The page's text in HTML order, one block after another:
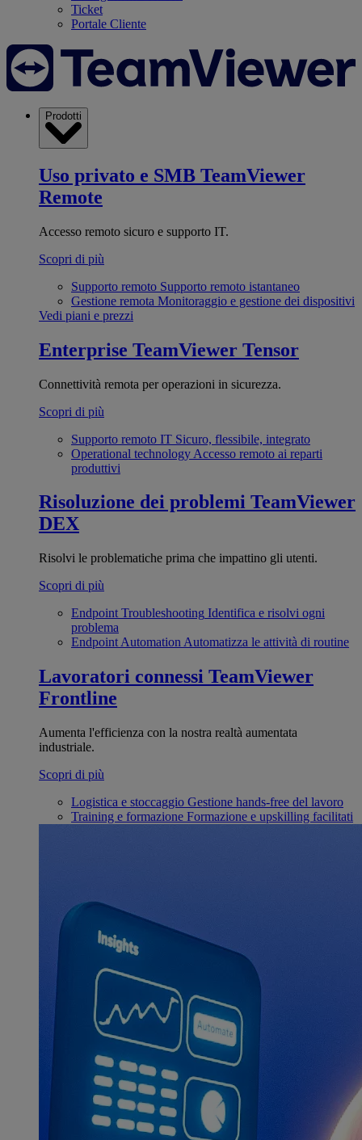
Ticket
Portale Cliente
Prodotti
Uso privato e SMB TeamViewer
Remote
Accesso remoto sicuro e supporto IT.
Scopri di più
Supporto remoto Supporto remoto istantaneo
Gestione remota Monitoraggio e gestione dei dispositivi
Vedi piani e prezzi
Enterprise TeamViewer Tensor
Connettività remota per operazioni in sicurezza.
Scopri di più
Supporto remoto IT Sicuro, flessibile, integrato
Operational technology Accesso remoto ai reparti
produttivi
Risoluzione dei problemi TeamViewer
DEX
Risolvi le problematiche prima che impattino gli utenti.
Scopri di più
Endpoint Troubleshooting Identifica e risolvi ogni
problema
Endpoint Automation Automatizza le attività di routine
Lavoratori connessi TeamViewer
Frontline
Aumenta l'efficienza con la nostra realtà aumentata
industriale.
Scopri di più
Logistica e stoccaggio Gestione hands-free del lavoro
Training e formazione Formazione e upskilling facilitati